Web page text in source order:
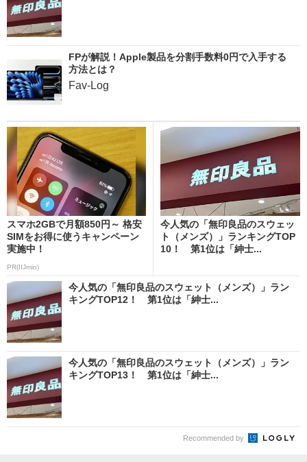
FPが解説！Apple製品を分割手数料0円で入手する
方法とは？
Fav-Log
スマホ2GBで月額850円～ 格安
SIMをお得に使うキャンペーン
実施中！
PR(IIJmio)
今人気の「無印良品のスウェッ
ト（メンズ）」ランキングTOP
10！ 第1位は「紳士...
今人気の「無印良品のスウェット（メンズ）」ラン
キングTOP12！ 第1位は「紳士...
今人気の「無印良品のスウェット（メンズ）」ラン
キングTOP13！ 第1位は「紳士...
Recommended by